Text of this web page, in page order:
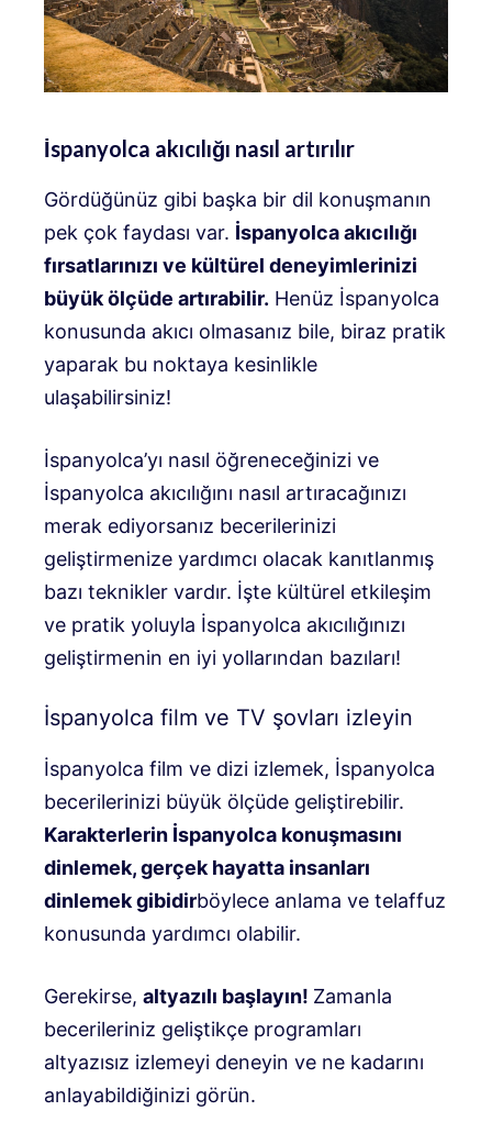
İspanyolca akıcılığı nasıl artırılır
Gördüğünüz gibi başka bir dil konuşmanın
pek çok faydası var. İspanyolca akıcılığı
fırsatlarınızı ve kültürel deneyimlerinizi
büyük ölçüde artırabilir. Henüz İspanyolca
konusunda akıcı olmasanız bile, biraz pratik
yaparak bu noktaya kesinlikle
ulaşabilirsiniz!
İspanyolca’yı nasıl öğreneceğinizi ve
İspanyolca akıcılığını nasıl artıracağınızı
merak ediyorsanız becerilerinizi
geliştirmenize yardımcı olacak kanıtlanmış
bazı teknikler vardır. İşte kültürel etkileşim
ve pratik yoluyla İspanyolca akıcılığınızı
geliştirmenin en iyi yollarından bazıları!
İspanyolca film ve TV şovları izleyin
İspanyolca film ve dizi izlemek, İspanyolca
becerilerinizi büyük ölçüde geliştirebilir.
Karakterlerin İspanyolca konuşmasını
dinlemek, gerçek hayatta insanları
dinlemek gibidirböylece anlama ve telaffuz
konusunda yardımcı olabilir.
Gerekirse, altyazılı başlayın! Zamanla
becerileriniz geliştikçe programları
altyazısız izlemeyi deneyin ve ne kadarını
anlayabildiğinizi görün.